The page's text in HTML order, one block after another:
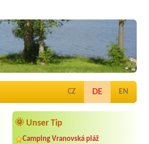
CZ DE EN
🌞 Unser Tip
Camping Vranovská pláž